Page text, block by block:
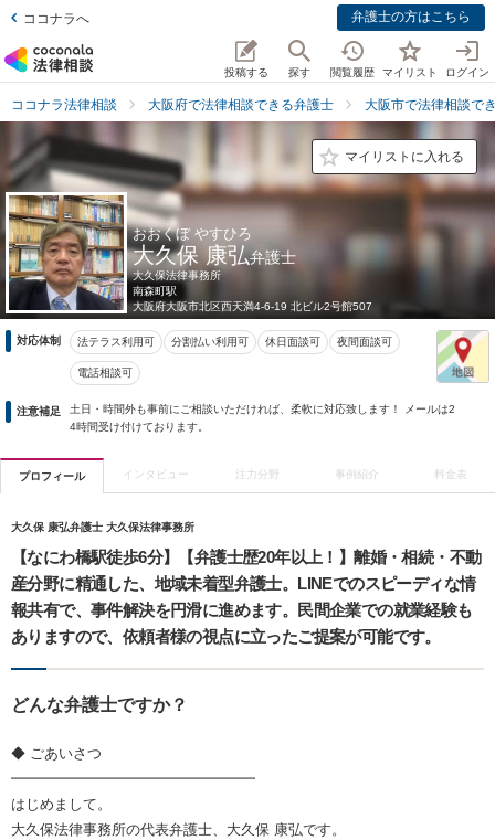
ココナラへ 弁護士の方はこちら
投稿する 探す 閲覧履歴 マイリスト ログイン
ココナラ法律相談 大阪府で法律相談できる弁護士 大阪市で法律相談で
マイリストに入れる
おおくぼ やすひろ
大久保 康弘弁護士
大久保法律事務所
南森町駅
大阪府大阪市北区西天満4-6-19 北ビル2号館507
対応体制 法テラス利用可 分割払い利用可 休日面談可 夜間面談可
電話相談可
注意補足
土日・時間外も事前にご相談いただければ、柔軟に対応致します！ メールは2
4時間受け付けております。
プロフィール インタビュー 注力分野 事例紹介 料金表
大久保 康弘弁護士 大久保法律事務所
【なにわ橋駅徒歩6分】【弁護士歴20年以上！】離婚・相続・不動
産分野に精通した、地域未着型弁護士。LINEでのスピーディな情
報共有で、事件解決を円滑に進めます。民間企業での就業経験も
ありますので、依頼者様の視点に立ったご提案が可能です。
どんな弁護士ですか？
◆ ごあいさつ
━━━━━━━━━━━━━━━━━
はじめまして。
大久保法律事務所の代表弁護士、大久保 康弘です。